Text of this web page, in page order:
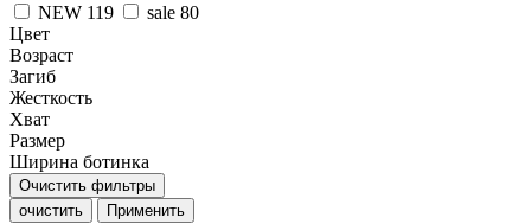
NEW 119 sale 80
Цвет
Возраст
Загиб
Жесткость
Хват
Размер
Ширина ботинка
Очистить фильтры
очистить
Применить